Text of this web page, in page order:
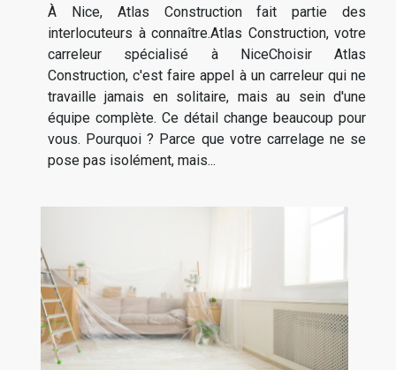
À Nice, Atlas Construction fait partie des
interlocuteurs à connaître.Atlas Construction, votre
carreleur spécialisé à NiceChoisir Atlas
Construction, c'est faire appel à un carreleur qui ne
travaille jamais en solitaire, mais au sein d'une
équipe complète. Ce détail change beaucoup pour
vous. Pourquoi ? Parce que votre carrelage ne se
pose pas isolément, mais...